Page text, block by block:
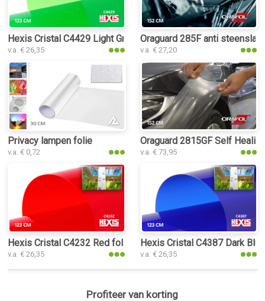
Hexis Cristal C4429 Light Green folie
v.a. € 26,35
Oraguard 285F anti
v.a. € 27,20
Privacy lampen folie
v.a. € 0,72
Oraguard 2815GF Self
v.a. € 73,95
Hexis Cristal C4232 Red folie
v.a. € 26,35
Hexis Cristal C4387 Dark
v.a. € 26,35
Profiteer van korting